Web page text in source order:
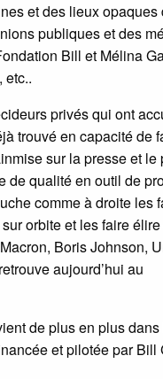
et des lieux
publiques et des
Bill et Mélina
etc..
privés qui ont
trouvé en capacité
sur la presse et
qualité en outil de
comme à droite
orbite et les faire
Boris Johnson,
aujourd’hui au
de plus en plus
et pilotée par